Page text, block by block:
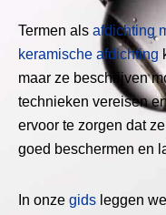
Termen als afdichting
keramische afdichting
maar ze beschrijven
technieken vereisen
ervoor te zorgen dat
goed beschermen en
In onze gids leggen